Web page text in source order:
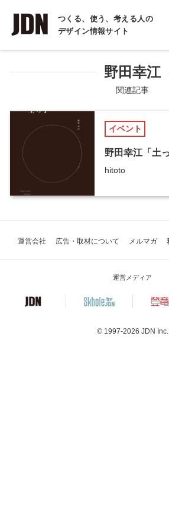
つくる、使う、考える人の
デザイン情報サイト
INTERVIEW
インタビュー
COLUMN
コラム
野田幸江
関連記事
イベント
野田幸江「土っ
hitoto
運営会社 広告・取材について メルマガ
運営メディア
© 1997-2026 JDN Inc.